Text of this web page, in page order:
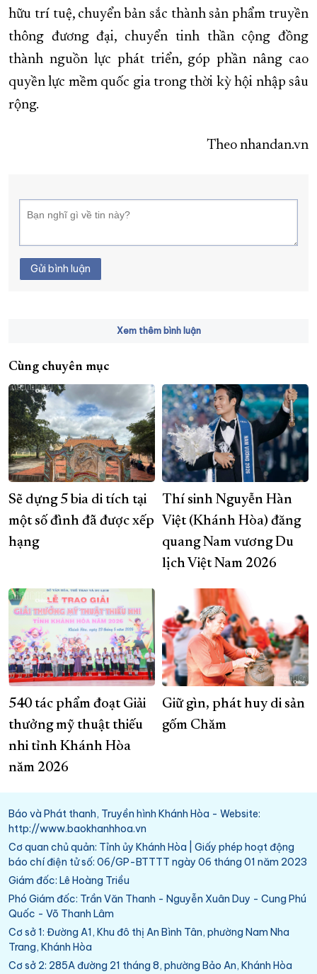
hữu trí tuệ, chuyển bản sắc thành sản phẩm truyền
thông đương đại, chuyển tinh thần cộng đồng
thành nguồn lực phát triển, góp phần nâng cao
quyền lực mềm quốc gia trong thời kỳ hội nhập sâu
rộng.
Theo nhandan.vn
Gửi bình luận
Xem thêm bình luận
Cùng chuyên mục
Sẽ dựng 5 bia di tích tại
một số đình đã được xếp
hạng
Thí sinh Nguyễn Hàn
Việt (Khánh Hòa) đăng
quang Nam vương Du
lịch Việt Nam 2026
540 tác phẩm đoạt Giải
thưởng mỹ thuật thiếu
nhi tỉnh Khánh Hòa
năm 2026
Giữ gìn, phát huy di sản
gốm Chăm
Báo và Phát thanh, Truyền hình Khánh Hòa - Website:
http://www.baokhanhhoa.vn
Cơ quan chủ quản: Tỉnh ủy Khánh Hòa | Giấy phép hoạt động
báo chí điện tử số: 06/GP-BTTTT ngày 06 tháng 01 năm 2023
Giám đốc: Lê Hoàng Triều
Phó Giám đốc: Trần Văn Thanh - Nguyễn Xuân Duy - Cung Phú
Quốc - Võ Thanh Lâm
Cơ sở 1: Đường A1, Khu đô thị An Bình Tân, phường Nam Nha
Trang, Khánh Hòa
Cơ sở 2: 285A đường 21 tháng 8, phường Bảo An, Khánh Hòa